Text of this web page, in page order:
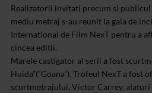
Realizatorii invitati precum si
mediu metraj s-au reunit la gala de
International de Film NexT pentru a
cincea editii.
Marele castigator al serii a fost
Huida”(“Goana”). Trofeul NexT a fost
scurtmetrajului, Victor Carrey, alaturi